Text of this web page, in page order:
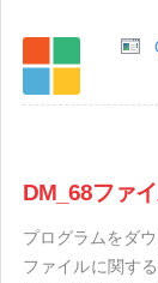
DM_68ファ
プログラムをダ
ファイルに関す